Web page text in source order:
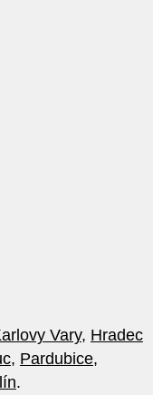
Vary, Hradec
, Pardubice,
.